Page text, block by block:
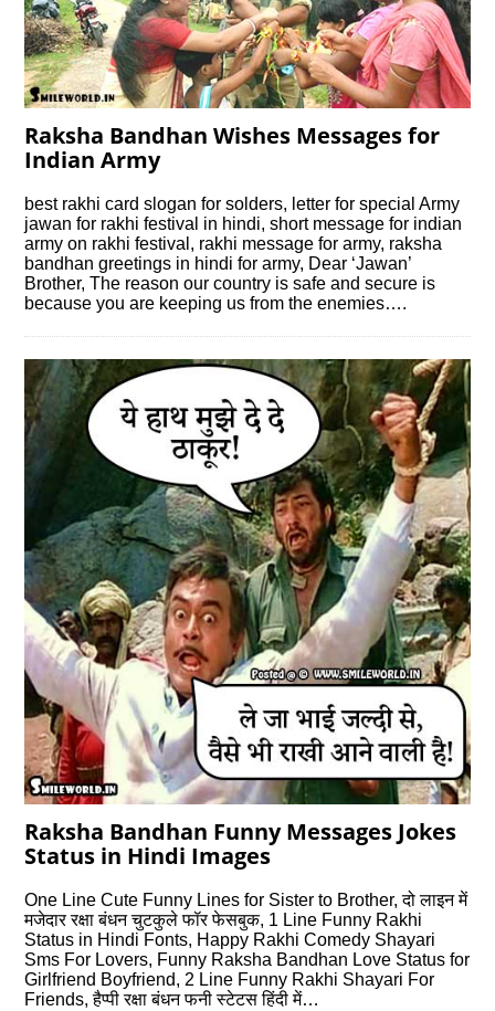
Raksha Bandhan Wishes Messages for
Indian Army
best rakhi card slogan for solders, letter for special Army
jawan for rakhi festival in hindi, short message for indian
army on rakhi festival, rakhi message for army, raksha
bandhan greetings in hindi for army, Dear ‘Jawan’
Brother, The reason our country is safe and secure is
because you are keeping us from the enemies….
Raksha Bandhan Funny Messages Jokes
Status in Hindi Images
One Line Cute Funny Lines for Sister to Brother, दो लाइन में
मजेदार रक्षा बंधन चुटकुले फॉर फेसबुक, 1 Line Funny Rakhi
Status in Hindi Fonts, Happy Rakhi Comedy Shayari
Sms For Lovers, Funny Raksha Bandhan Love Status for
Girlfriend Boyfriend, 2 Line Funny Rakhi Shayari For
Friends, हैप्पी रक्षा बंधन फनी स्टेटस हिंदी में…